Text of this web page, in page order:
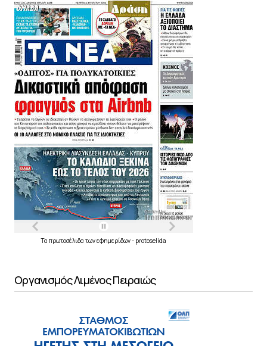
Τα πρωτοσέλιδα τωνεφημερίδων- protoselida
Οργανισμός Λιμένος Πειραιώς